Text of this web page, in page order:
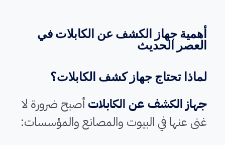
أهمية جهاز الكشف عن الكابلات في
العصر الحديث
لماذا تحتاج جهاز كشف الكابلات؟
جهاز الكشف عن الكابلاتأصبح ضرورة لا
غنى عنها في البيوت والمصانع والمؤسسات: